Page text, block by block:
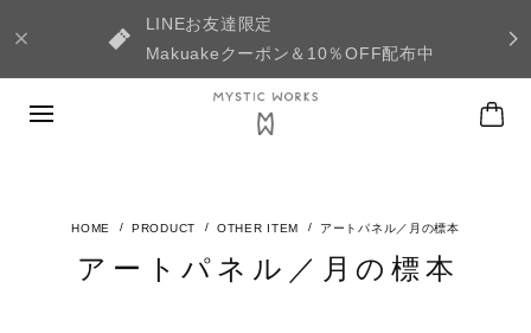
LINEお友達限定
Makuakeクーポン＆10％OFF配布中
PRODUCT OTHER ITEM アートパネル／月の標本
アートパネル／月の標本